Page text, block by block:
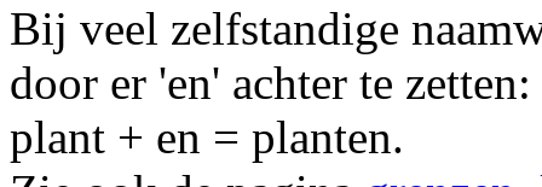
Bij veel zelfstandige
door er 'en' achter te zetten:
plant + en = planten.